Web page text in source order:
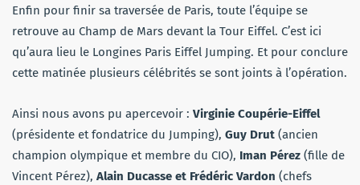
Enfin pour finir sa traversée de Paris, toute l’équipe se
retrouve au Champ de Mars devant la Tour Eiffel. C’est ici
qu’aura lieu le Longines Paris Eiffel Jumping. Et pour conclure
cette matinée plusieurs célébrités se sont joints à l’opération.
Ainsi nous avons pu apercevoir : Virginie Coupérie-Eiffel
(présidente et fondatrice du Jumping), Guy Drut (ancien
champion olympique et membre du CIO), Iman Pérez (fille de
Vincent Pérez), Alain Ducasse et Frédéric Vardon (chefs